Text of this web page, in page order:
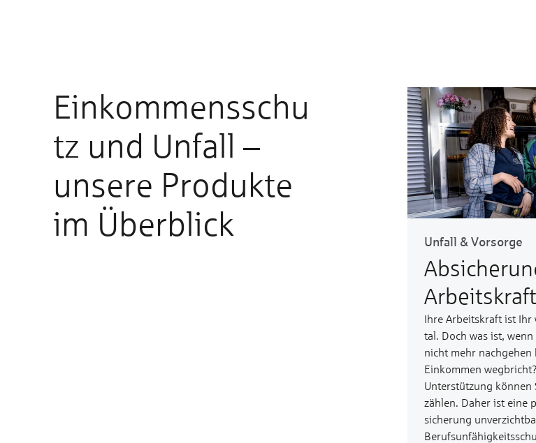
Einkommensschu
tz und Unfall –
unsere Produkte
im Überblick
Unfall & Vorsorge
Arbeitskraft
Ihre Arbeits­kraft ist
tal. Doch was ist, wenn
nicht mehr
Ein­kommen
Unter­stüt­zung kön­nen
zäh­len. Daher ist eine
sicherung